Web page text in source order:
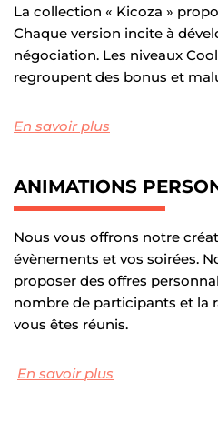
La collection « Kicoza »
Chaque version incite à
négociation. Les niveaux
regroupent des bonus et
En savoir plus
ANIMATIONS
Nous vous offrons notre
évènements et vos soirées.
proposer des offres
nombre de participants et la
vous êtes réunis.
En savoir plus